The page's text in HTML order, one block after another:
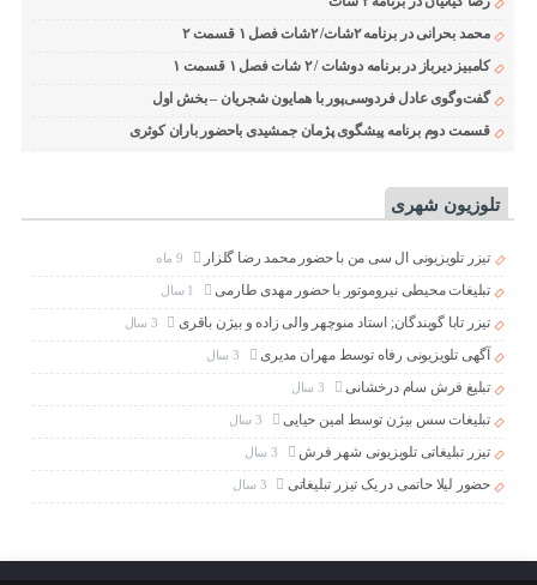
محمد بحرانی در برنامه ۲شات/ ۲شات فصل ۱ قسمت ۲
کامبیز دیرباز در برنامه دوشات / ۲ شات فصل ۱ قسمت ۱
گفت‌وگوی عادل فردوسی‌پور با همایون شجریان – بخش اول
قسمت دوم برنامه پیشگوی پژمان جمشیدی باحضور باران کوثری
تلوزیون شهری
تیزر تلویزیونی ال سی من با حضور محمد رضا گلزار
تبلیغات محیطی نیروموتور با حضور مهدی طارمی
تیزر تابا گویندگان; استاد منوچهر والی زاده و بیژن باقری
آگهی تلویزیونی رفاه توسط مهران مدیری
تبلیغ فرش سام درخشانی
تبلیغات سس بیژن توسط امین حیایی
تیزر تبلیغاتی تلویزیونی شهر فرش
حضور لیلا حاتمی در یک تیزر تبلیغاتی